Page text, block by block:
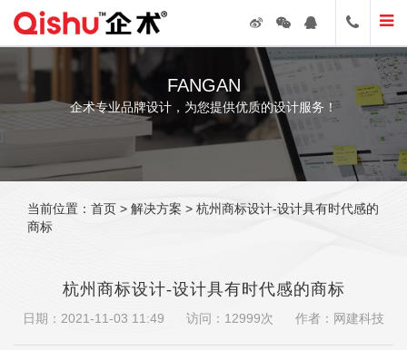
FANGAN
企术专业品牌设计，为您提供优质的设计服务！
当前位置： 首页 > 解决方案 > 杭州商标设计-设计具有时代感的
商标
杭州商标设计-设计具有时代感的商标
日期：2021-11-03 11:49 访问：12999次 作者：网建科技